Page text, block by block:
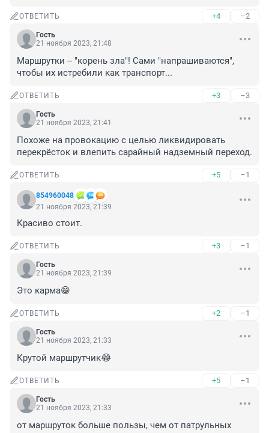
ОТВЕТИТЬ +4 –2
Гость
21 ноября 2023, 21:48
Маршрутки -- "корень зла"! Сами "напрашиваются",
чтобы их истребили как транспорт...
ОТВЕТИТЬ +3 –3
Гость
21 ноября 2023, 21:41
Похоже на провокацию с целью ликвидировать
перекрёсток и влепить сарайный надземный переход.
ОТВЕТИТЬ +5 –1
854960048
21 ноября 2023, 21:39
Красиво стоит.
ОТВЕТИТЬ +3 –1
Гость
21 ноября 2023, 21:39
Это карма😁
ОТВЕТИТЬ +2 –1
Гость
21 ноября 2023, 21:33
Крутой маршрутчик😂
ОТВЕТИТЬ +5 –1
Гость
21 ноября 2023, 21:33
от маршруток больше пользы, чем от патрульных